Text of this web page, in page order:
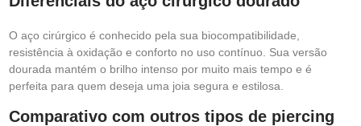
O aço cirúrgico é conhecido pela sua biocompatibilidade,
resistência à oxidação e conforto no uso contínuo. Sua versão
dourada mantém o brilho intenso por muito mais tempo e é
perfeita para quem deseja uma joia segura e estilosa.
Comparativo com outros tipos de piercing